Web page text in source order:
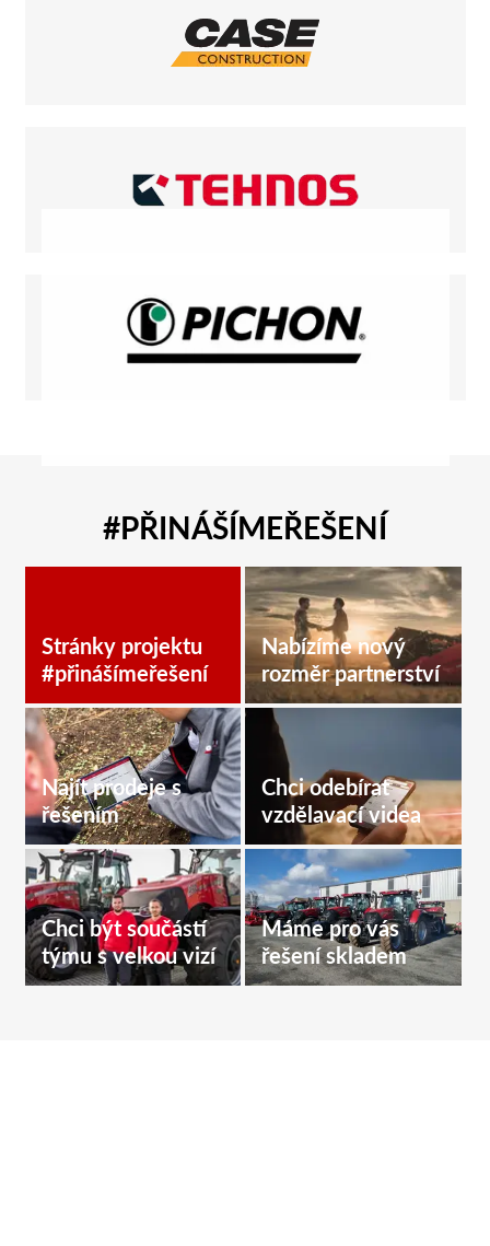
#PŘINÁŠÍMEŘEŠENÍ
Stránky projektu
#přinášímeřešení
Nabízíme nový
rozměr partnerství
Najít prodeje s
řešením
Chci odebírat
vzdělavací videa
Máme pro vás
řešení skladem
Chci být součástí
týmu s velkou vizí